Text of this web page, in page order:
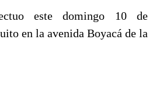
este domingo 10 de
en la avenida Boyacá de la